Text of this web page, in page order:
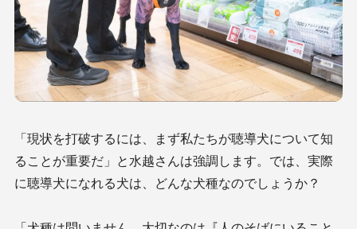
「現状を打破するには、まず私たちが聴導犬について知
ることが重要だ」と水越さんは強調します。では、実際
に聴導犬になれる犬は、どんな犬種なのでしょうか？